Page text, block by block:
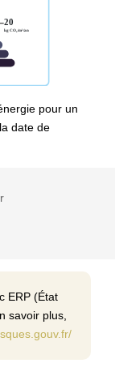
pour un
date de
ERP (État
savoir plus,